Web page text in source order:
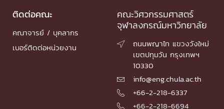
ติดต่อคณะ
คณาจารย์ / บุคลากร
เบอร์ติดต่อหน่วยงาน
คณะวิศวกรรมศาสตร์
จุฬาลงกรณ์มหาวิทยาลัย

ถนนพญาไท แขวงวังใหม่
เขตปทุมวัน กรุงเทพฯ
10330
 info@eng.chula.ac.th
 +66-2-218-6337
 +66-2-218-6694